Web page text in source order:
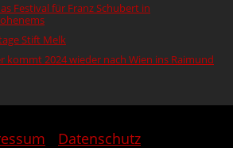
Festival für Franz Schubert in
Stift Melk
kommt 2024 wieder nach Wien ins Raimund
Datenschutz